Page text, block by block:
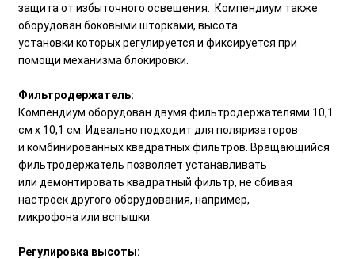
защита от избыточного освещения. Компендиум также
оборудован боковыми шторками, высота
установки которых регулируется и фиксируется при
помощи механизма блокировки.
Фильтродержатель:
Компендиум оборудован двумя фильтродержателями 10,1
см x 10,1 см. Идеально подходит для поляризаторов
и комбинированных квадратных фильтров. Вращающийся
фильтродержатель позволяет устанавливать
или демонтировать квадратный фильтр, не сбивая
настроек другого оборудования, например,
микрофона или вспышки.
Регулировка высоты: